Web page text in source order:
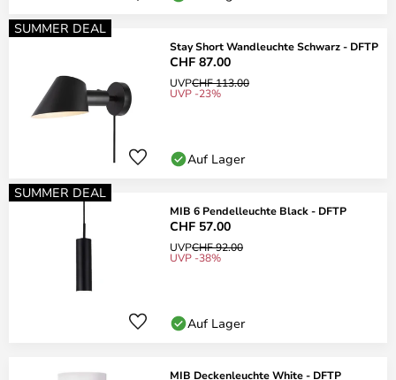
SUMMER DEAL
Stay Short Wandleuchte Schwarz - DFTP
CHF 87.00
UVPCHF 113.00
UVP -23%
Auf Lager
SUMMER DEAL
MIB 6 Pendelleuchte Black - DFTP
CHF 57.00
UVPCHF 92.00
UVP -38%
Auf Lager
MIB Deckenleuchte White - DFTP